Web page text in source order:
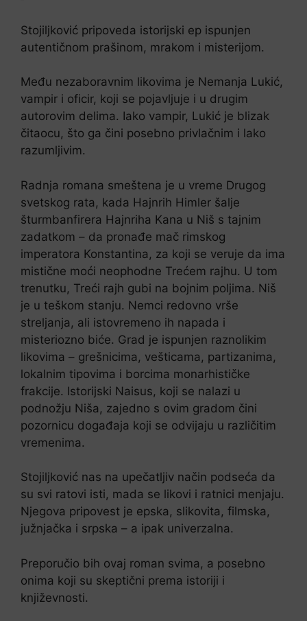
Stojiljković pripoveda istorijski ep ispunjen
autentičnom prašinom, mrakom i misterijom.
Među nezaboravnim likovima je Nemanja Lukić,
vampir i oficir, koji se pojavljuje i u drugim
autorovim delima. Iako vampir, Lukić je blizak
čitaocu, što ga čini posebno privlačnim i lako
razumljivim.
Radnja romana smeštena je u vreme Drugog
svetskog rata, kada Hajnrih Himler šalje
šturmbanfirera Hajnriha Kana u Niš s tajnim
zadatkom – da pronađe mač rimskog
imperatora Konstantina, za koji se veruje da ima
mistične moći neophodne Trećem rajhu. U tom
trenutku, Treći rajh gubi na bojnim poljima. Niš
je u teškom stanju. Nemci redovno vrše
streljanja, ali istovremeno ih napada i
misteriozno biće. Grad je ispunjen raznolikim
likovima – grešnicima, vešticama, partizanima,
lokalnim tipovima i borcima monarhističke
frakcije. Istorijski Naisus, koji se nalazi u
podnožju Niša, zajedno s ovim gradom čini
pozornicu događaja koji se odvijaju u različitim
vremenima.
Stojiljković nas na upečatljiv način podseća da
su svi ratovi isti, mada se likovi i ratnici menjaju.
Njegova pripovest je epska, slikovita, filmska,
južnjačka i srpska – a ipak univerzalna.
Preporučio bih ovaj roman svima, a posebno
onima koji su skeptični prema istoriji i
književnosti.